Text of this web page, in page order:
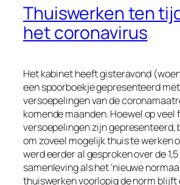
Thuiswerken ten
het coronavirus
Het kabinet heeft gisteravond
een spoorboekje gepresenteerd
versoepelingen van de
komende maanden. Hoewel op veel
versoepelingen zijn gepresenteerd,
om zoveel mogelijk thuis te werken
werd eerder al gesproken over de
samenleving als het ‘nieuwe
thuiswerken voorlopig de norm blijft